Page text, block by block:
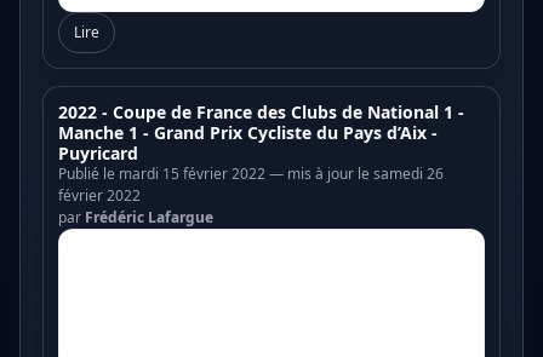
Lire
2022 - Coupe de France des Clubs de National 1 -
Manche 1 - Grand Prix Cycliste du Pays d’Aix -
Puyricard
Publié le mardi 15 février 2022 — mis à jour le samedi 26
février 2022
par Frédéric Lafargue